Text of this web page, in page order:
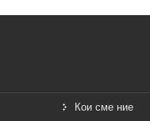
Кои сме ние